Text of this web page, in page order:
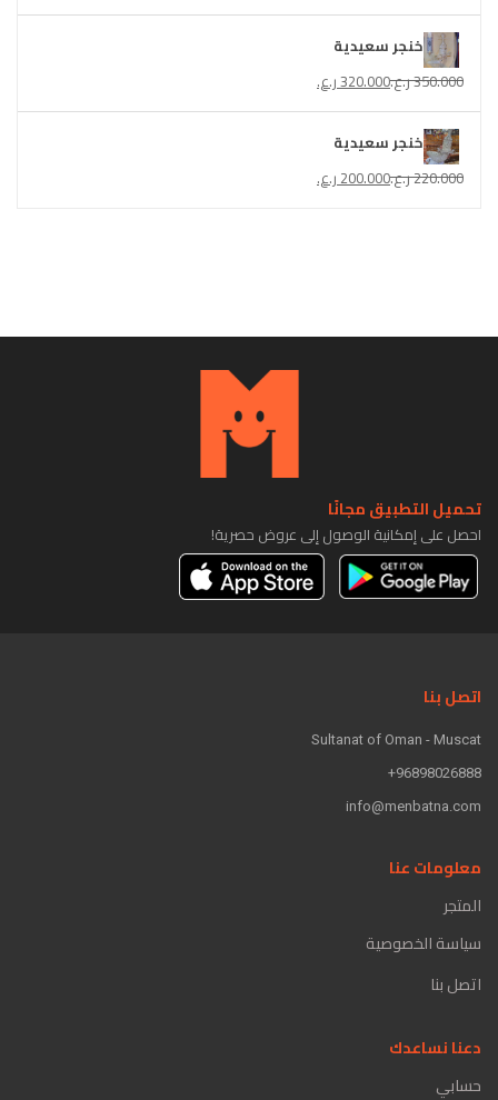
خنجر سعيدية
350.000ر.ع.320.000ر.ع.
خنجر سعيدية
220.000ر.ع.200.000ر.ع.
تحميل التطبيق مجانًا
احصل على إمكانية الوصول إلى عروض حصرية!
اتصل بنا
Sultanat of Oman - Muscat
96898026888+
info@menbatna.com
معلومات عنا
المتجر
سياسة الخصوصية
اتصل بنا
دعنا نساعدك
حسابي